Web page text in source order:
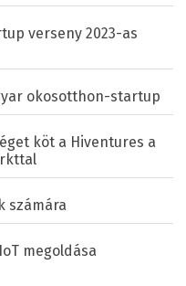
verseny 2023-as
okosotthon-startup
köt a Hiventures a
számára
megoldása